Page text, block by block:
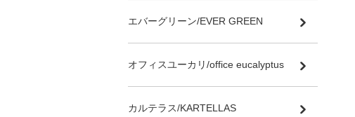
エバーグリーン/EVER GREEN
オフィスユーカリ/office eucalyptus
カルテラス/KARTELLAS